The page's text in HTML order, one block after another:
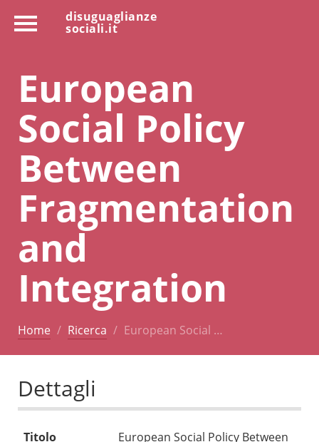
disuguaglianze
sociali.it
European
Social Policy
Between
Fragmentation
and
Integration
Home Ricerca European Social …
Dettagli
Titolo
European Social Policy Between